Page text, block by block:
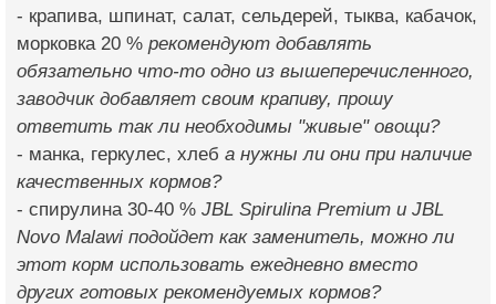
- крапива, шпинат, салат, сельдерей, тыква, кабачок,
морковка 20 % рекомендуют добавлять
обязательно что-то одно из вышеперечисленного,
заводчик добавляет своим крапиву, прошу
ответить так ли необходимы "живые" овощи?
- манка, геркулес, хлеб а нужны ли они при наличие
качественных кормов?
- спирулина 30-40 % JBL Spirulina Premium и JBL
Novo Malawi подойдет как заменитель, можно ли
этот корм использовать ежедневно вместо
других готовых рекомендуемых кормов?